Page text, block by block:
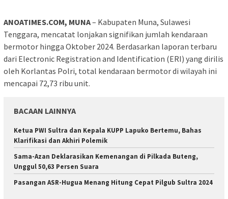
ANOATIMES.COM, MUNA– Kabupaten Muna, Sulawesi
Tenggara, mencatat lonjakan signifikan jumlah kendaraan
bermotor hingga Oktober 2024. Berdasarkan laporan terbaru
dari Electronic Registration and Identification (ERI) yang dirilis
oleh Korlantas Polri, total kendaraan bermotor di wilayah ini
mencapai 72,73 ribu unit.
BACAAN LAINNYA
Ketua PWI Sultra dan Kepala KUPP Lapuko Bertemu, Bahas
Klarifikasi dan Akhiri Polemik
Sama-Azan Deklarasikan Kemenangan di Pilkada Buteng,
Unggul 50,63 Persen Suara
Pasangan ASR-Hugua Menang Hitung Cepat Pilgub Sultra 2024